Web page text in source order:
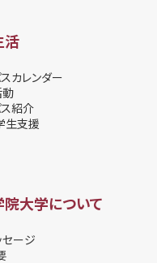
活
カレンダー
動
ス紹介
⽣⽀援
大学について
セージ